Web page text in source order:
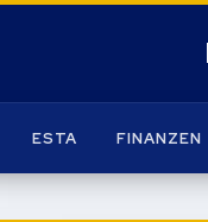
ESTA FINANZEN